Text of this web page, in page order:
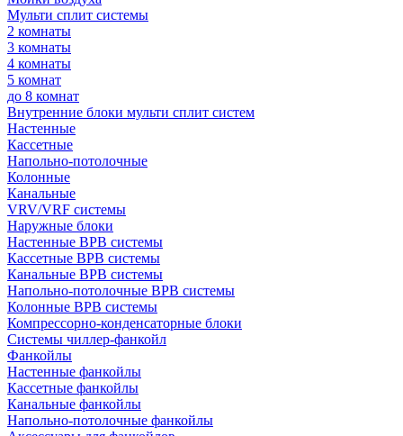
Мульти сплит системы
2 комнаты
3 комнаты
4 комнаты
5 комнат
до 8 комнат
Внутренние блоки мульти сплит систем
Настенные
Кассетные
Напольно-потолочные
Колонные
Канальные
VRV/VRF системы
Наружные блоки
Настенные ВРВ системы
Кассетные ВРВ системы
Канальные ВРВ системы
Напольно-потолочные ВРВ системы
Колонные ВРВ системы
Компрессорно-конденсаторные блоки
Системы чиллер-фанкойл
Фанкойлы
Настенные фанкойлы
Кассетные фанкойлы
Канальные фанкойлы
Напольно-потолочные фанкойлы